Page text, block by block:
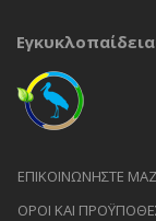
ΕΠΙΚΟΙΝΩΝΉΣΤΕ
ΟΡΟΙ ΚΑΙ